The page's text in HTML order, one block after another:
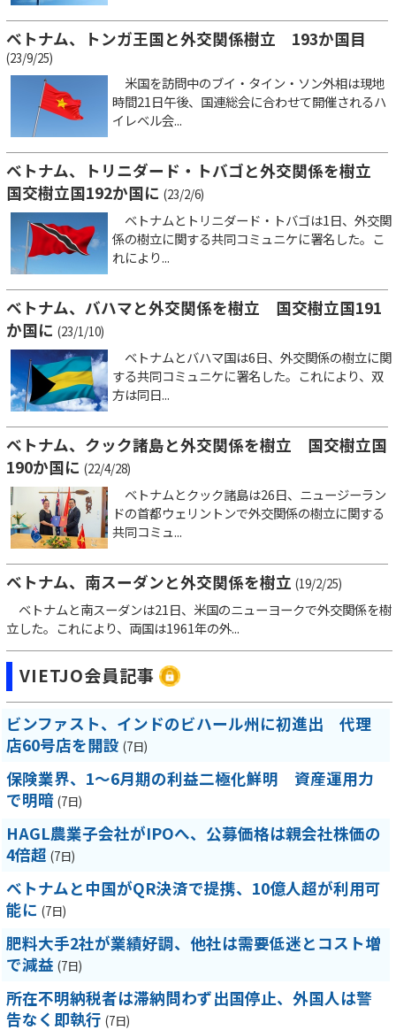
ベトナム、トンガ王国と外交関係樹立 193か国目
(23/9/25)
米国を訪問中のブイ・タイン・ソン外相は現地
時間21日午後、国連総会に合わせて開催されるハ
イレベル会...
ベトナム、トリニダード・トバゴと外交関係を樹立
国交樹立国192か国に (23/2/6)
ベトナムとトリニダード・トバゴは1日、外交関
係の樹立に関する共同コミュニケに署名した。こ
れにより...
ベトナム、バハマと外交関係を樹立 国交樹立国191
か国に (23/1/10)
ベトナムとバハマ国は6日、外交関係の樹立に関
する共同コミュニケに署名した。これにより、双
方は同日...
ベトナム、クック諸島と外交関係を樹立 国交樹立国
190か国に (22/4/28)
ベトナムとクック諸島は26日、ニュージーラン
ドの首都ウェリントンで外交関係の樹立に関する
共同コミュ...
ベトナム、南スーダンと外交関係を樹立 (19/2/25)
ベトナムと南スーダンは21日、米国のニューヨークで外交関係を樹
立した。これにより、両国は1961年の外...
VIETJO会員記事
ビンファスト、インドのビハール州に初進出 代理
店60号店を開設 (7日)
保険業界、1～6月期の利益二極化鮮明 資産運用力
で明暗 (7日)
HAGL農業子会社がIPOへ、公募価格は親会社株価の
4倍超 (7日)
ベトナムと中国がQR決済で提携、10億人超が利用可
能に (7日)
肥料大手2社が業績好調、他社は需要低迷とコスト増
で減益 (7日)
所在不明納税者は滞納問わず出国停止、外国人は警
告なく即執行 (7日)